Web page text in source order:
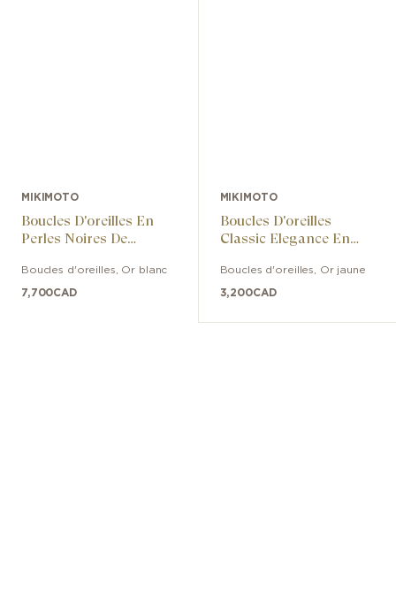
MIKIMOTO
Boucles D'oreilles En
Perles Noires De
Sud
Boucles d'oreilles Or blanc
7,700CAD
MIKIMOTO
Boucles D'oreilles
Classic Elegance En
Avec Diamants
Boucles d'oreilles Or jaune
3,200CAD